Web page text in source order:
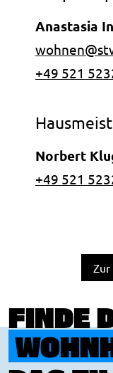
Anastasia
wohnen@i-
+49 521
Norbert
+49 521
FINDE